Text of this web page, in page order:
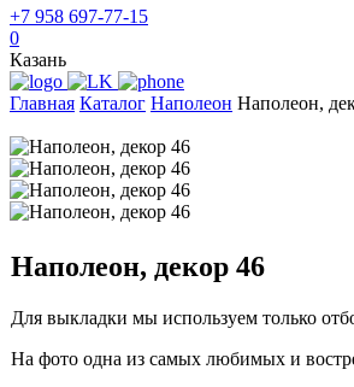
+7 958 697-77-15
0
Казань
Главная Каталог Наполеон Наполеон,
Наполеон, декор 46
Для выкладки мы используем только
На фото одна из самых любимых и